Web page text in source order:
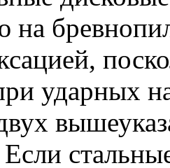
ударных